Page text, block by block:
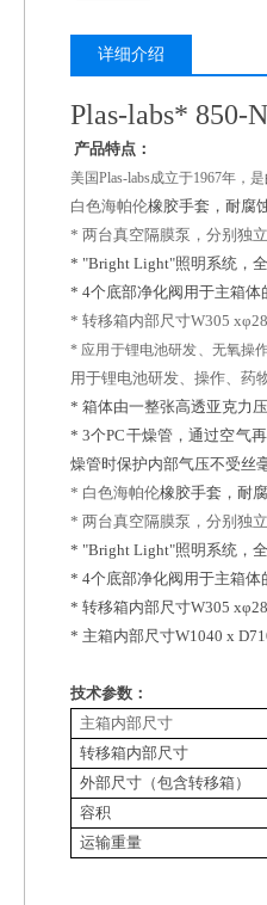
详细介绍
Plas-labs* 850-
产品特点 ：
美国Plas-labs成立于1967年，是
白色海帕伦橡胶手套，耐腐
* 两台真空隔膜泵，分别独
* "Bright Light"照明系统，
* 4个底部净化阀用于主箱体
* 转移箱内部尺寸W305 xφ
* 应用于锂电池研发、无氧操
用于锂电池研发、 操作、 药
* 箱体由一整张高透亚克力
* 3个PC干燥管，通过空气
燥管时保护内部气压不受丝
* 白色海帕伦橡胶手套，耐
* 两台真空隔膜泵，分别独
* "Bright Light"照明系统，
* 4个底部净化阀用于主箱体
* 转移箱内部尺寸W305 xφ
* 主箱内部尺寸W1040 x D
技术参数：
主箱内部尺寸
转移箱内部尺寸
外部尺寸（包含转移箱）
容积
运输重量